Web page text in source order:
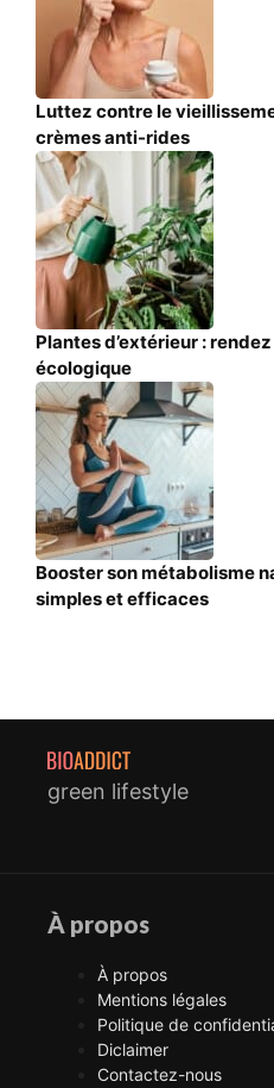
Luttez contre le
crèmes anti-rides
Plantes d’extérieur :
écologique
Booster son métabolisme
simples et efficaces
green lifestyle
À propos
À propos
Mentions légales
Politique de
Diclaimer
Contactez-nous